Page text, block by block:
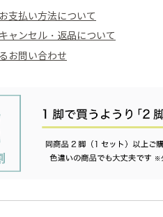
支払い方法について
ャンセル・返品について
お問い合わせ